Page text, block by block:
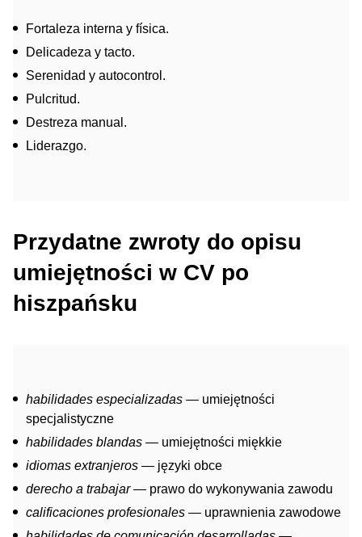
Fortaleza interna y física.
Delicadeza y tacto.
Serenidad y autocontrol.
Pulcritud.
Destreza manual.
Liderazgo.
Przydatne zwroty do opisu
umiejętności w CV po
hiszpańsku
habilidades especializadas — umiejętności
specjalistyczne
habilidades blandas — umiejętności miękkie
idiomas extranjeros — języki obce
derecho a trabajar— prawo do wykonywania zawodu
calificaciones profesionales — uprawnienia zawodowe